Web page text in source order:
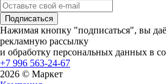
Нажимая кнопку "подписаться", вы
рекламную рассылку
и обработку персональных данных в
+7 996 563-24-67
2026 © Маркет